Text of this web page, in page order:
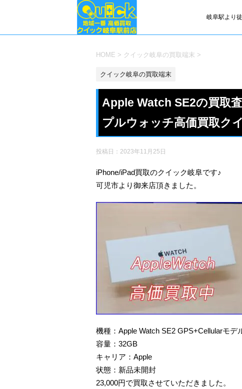
岐阜駅より
HOME > クイック岐阜の買取端末 >
クイック岐阜の買取端末
Apple Watch SE2の買取
プルウォッチ高価買取ク
投稿日： 2023年11月25日
iPhone/iPad買取のクイック岐阜です♪
可児市より御来店頂きました。
機種：Apple Watch SE2 GPS+Cellularモデ
容量：32GB
キャリア：Apple
状態：新品未開封
23,000円で買取させていただきました。